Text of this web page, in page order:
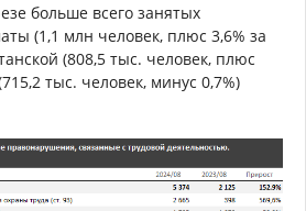
больше всего занятых
(1,1 млн человек, плюс 3,6% за
(808,5 тыс. человек, плюс
тыс. человек, минус 0,7%)